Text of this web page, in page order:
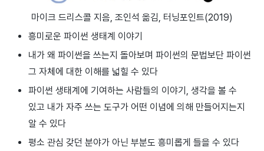
마이크 드리스콜 지음, 조인석 옮김, 터닝포인트(2019)
흥미로운 파이썬 생태계 이야기
내가 왜 파이썬을 쓰는지 돌아보며 파이썬의 문법보단 파이썬
그 자체에 대한 이해를 넓힐 수 있다
파이썬 생태계에 기여하는 사람들의 이야기, 생각을 볼 수
있고 내가 자주 쓰는 도구가 어떤 이념에 의해 만들어지는지
알 수 있다
평소 관심 갖던 분야가 아닌 부분도 흥미롭게 들을 수 있다